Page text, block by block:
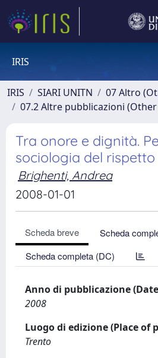
IRIS
IRIS SIARI UNITN
07 Altro
07.2 Altre pubblicazioni
Tra onore e dignità.
sociologia del rispetto
Brighenti, Andrea
2008-01-01
Scheda breve
Scheda
Scheda completa (DC)
Anno di pubblicazione
2008
Luogo di edizione (Place of
Trento